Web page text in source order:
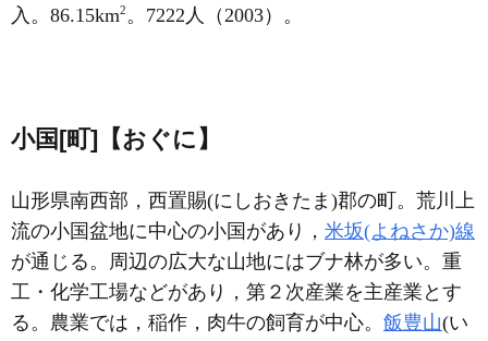
入。86.15km2。7222人（2003）。
小国[町]【おぐに】
山形県南西部，西置賜(にしおきたま)郡の町。荒川上
流の小国盆地に中心の小国があり， 米坂(よねさか)線
が通じる。周辺の広大な山地にはブナ林が多い。重
工・化学工場などがあり，第２次産業を主産業とす
る。農業では，稲作，肉牛の飼育が中心。 飯豊山(い